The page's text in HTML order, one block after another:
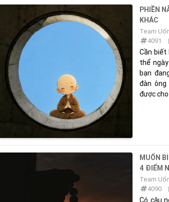
PHIỀN
KHÁC
Team
4091
Cần biết
thể
bạn
đàn ông
được
MUỐN
4 ĐIỂM
Team
4090
Có câu